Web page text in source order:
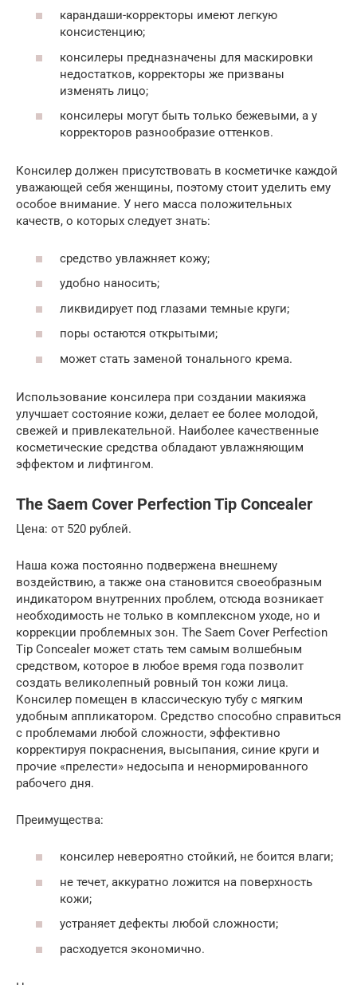
карандаши-корректоры имеют легкую
консистенцию;
консилеры предназначены для маскировки
недостатков, корректоры же призваны
изменять лицо;
консилеры могут быть только бежевыми, а у
корректоров разнообразие оттенков.
Консилер должен присутствовать в косметичке каждой
уважающей себя женщины, поэтому стоит уделить ему
особое внимание. У него масса положительных
качеств, о которых следует знать:
средство увлажняет кожу;
удобно наносить;
ликвидирует под глазами темные круги;
поры остаются открытыми;
может стать заменой тонального крема.
Использование консилера при создании макияжа
улучшает состояние кожи, делает ее более молодой,
свежей и привлекательной. Наиболее качественные
косметические средства обладают увлажняющим
эффектом и лифтингом.
The Saem Cover Perfection Tip Concealer
Цена: от 520 рублей.
Наша кожа постоянно подвержена внешнему
воздействию, а также она становится своеобразным
индикатором внутренних проблем, отсюда возникает
необходимость не только в комплексном уходе, но и
коррекции проблемных зон. The Saem Cover Perfection
Tip Concealer может стать тем самым волшебным
средством, которое в любое время года позволит
создать великолепный ровный тон кожи лица.
Консилер помещен в классическую тубу с мягким
удобным аппликатором. Средство способно справиться
с проблемами любой сложности, эффективно
корректируя покраснения, высыпания, синие круги и
прочие «прелести» недосыпа и ненормированного
рабочего дня.
Преимущества:
консилер невероятно стойкий, не боится влаги;
не течет, аккуратно ложится на поверхность
кожи;
устраняет дефекты любой сложности;
расходуется экономично.